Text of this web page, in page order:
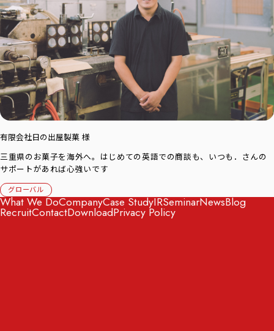
有限会社日の出屋製菓 様
三重県のお菓子を海外へ。はじめての英語での商談も、いつも．さんの
サポートがあれば心強いです
グローバル
What We DoCompanyCase StudyIRSeminarNewsBlog
RecruitContactDownloadPrivacy Policy